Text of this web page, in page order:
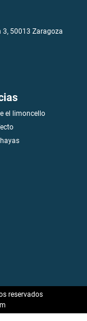
3, 50013 Zaragoza
el limoncello
reservados